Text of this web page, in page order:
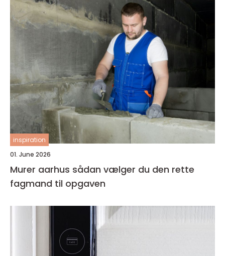
inspiration
01. June 2026
Murer aarhus sådan vælger du den rette
fagmand til opgaven